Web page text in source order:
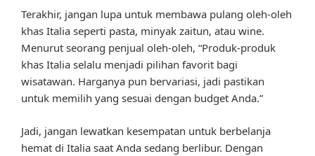
Terakhir, jangan lupa untuk membawa pulang oleh-oleh
khas Italia seperti pasta, minyak zaitun, atau wine.
Menurut seorang penjual oleh-oleh, “Produk-produk
khas Italia selalu menjadi pilihan favorit bagi
wisatawan. Harganya pun bervariasi, jadi pastikan
untuk memilih yang sesuai dengan budget Anda.”
Jadi, jangan lewatkan kesempatan untuk berbelanja
hemat di Italia saat Anda sedang berlibur. Dengan